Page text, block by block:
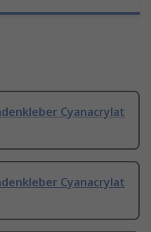
Cyanacrylat
Cyanacrylat